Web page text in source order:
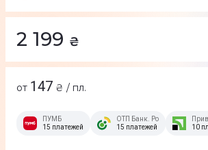
2 199 ₴
от 147 ₴ / пл.
ПУМБ
15 платежей
ОТП Банк. Розстрочка
15 платежей
10